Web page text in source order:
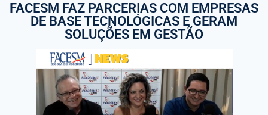
FACESM FAZ PARCERIAS COM EMPRESAS
DE BASE TECNOLÓGICAS E GERAM
SOLUÇÕES EM GESTÃO